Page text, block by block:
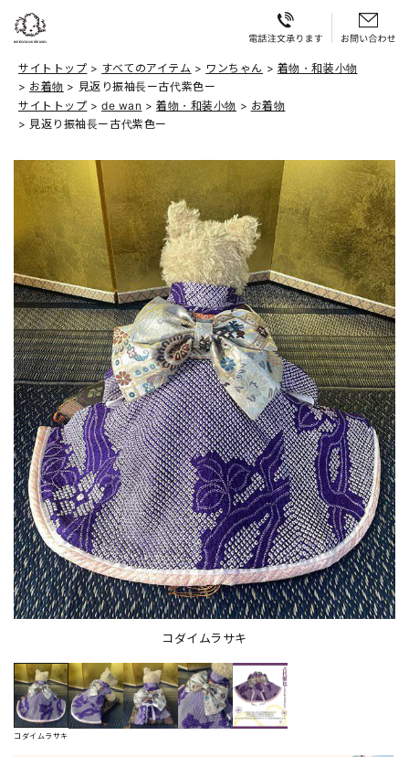
サイトトップ すべてのアイテム ワンちゃん
着物・和装小物
お着物
見返り振袖長ー古代紫色ー
サイトトップ
de wan 着物・和装小物
お着物
見返り振袖長ー古代紫色ー
コダイムラサキ
コダイムラサキ